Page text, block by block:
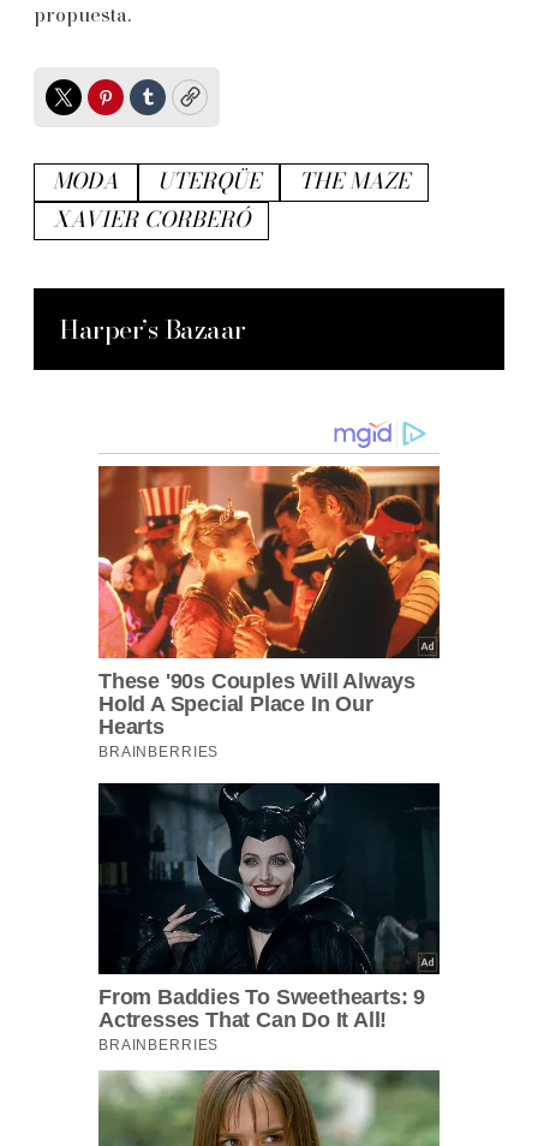
propuesta.
TwitterPinterest
TumblrCopy
MODA UTERQÜE
THE MAZE
XAVIER CORBERÓ
Harper’s Bazaar